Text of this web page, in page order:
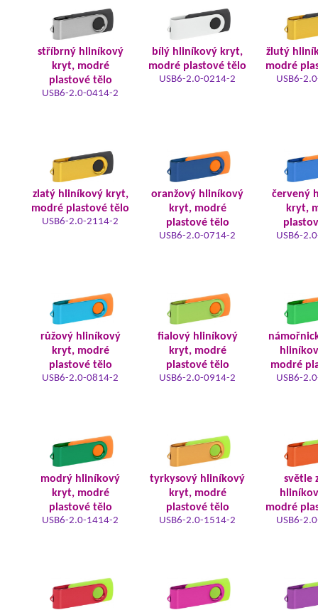
stříbrný hliníkový
kryt, modré
plastové tělo
USB6-2.0-0414-2
bílý hliníkový kryt,
modré plastové tělo
USB6-2.0-0214-2
žlutý
modré
USB6-
zlatý hliníkový kryt,
modré plastové tělo
USB6-2.0-2114-2
oranžový hliníkový
kryt, modré
plastové tělo
USB6-2.0-0714-2
červený
kryt,
USB6-
růžový hliníkový
kryt, modré
plastové tělo
USB6-2.0-0814-2
fialový hliníkový
kryt, modré
plastové tělo
USB6-2.0-0914-2
modré
USB6-
modrý hliníkový
kryt, modré
plastové tělo
USB6-2.0-1414-2
tyrkysový hliníkový
kryt, modré
plastové tělo
USB6-2.0-1514-2
světle
modré
USB6-